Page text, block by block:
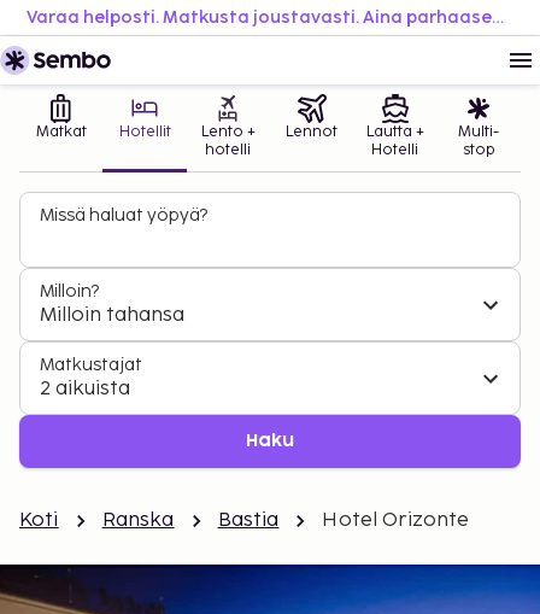
Varaa helposti. Matkusta joustavasti. Aina parhaaseen hintaan.
Matkat Hotellit
Lento +
hotelli
Lennot
Lautta +
Hotelli
Multi-
stop
Missä haluat yöpyä?
Milloin?
Milloin tahansa
Matkustajat
2 aikuista
Haku
Koti Ranska Bastia Hotel Orizonte